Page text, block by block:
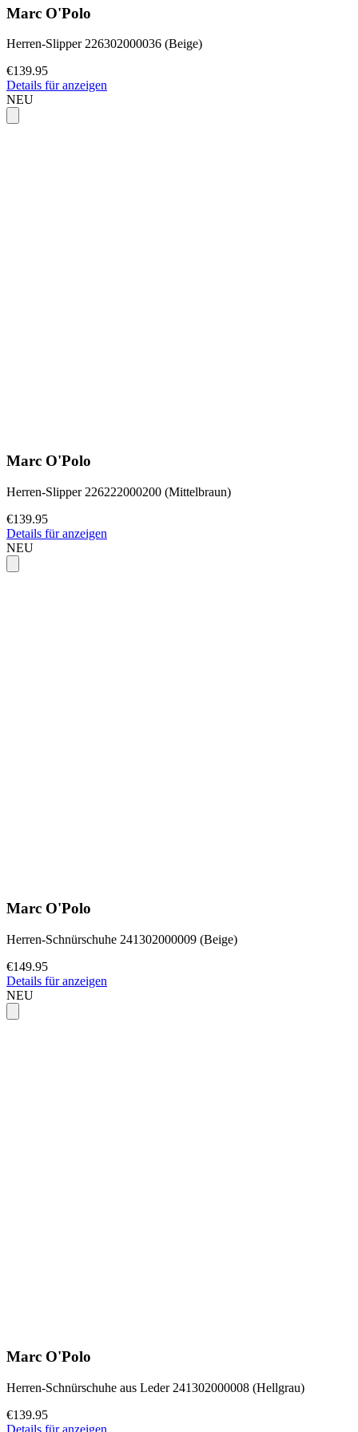
Marc O'Polo
Herren-Slipper 226302000036 (Beige)
€139.95
Details für anzeigen
NEU
Marc O'Polo
Herren-Slipper 226222000200 (Mittelbraun)
€139.95
Details für anzeigen
NEU
Marc O'Polo
Herren-Schnürschuhe 241302000009 (Beige)
€149.95
Details für anzeigen
NEU
Marc O'Polo
Herren-Schnürschuhe aus Leder 241302000008 (Hellgrau)
€139.95
Details für anzeigen